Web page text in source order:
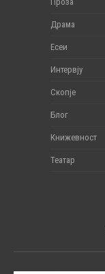
Драма
Есеи
Интервју
Скопје
Блог
Книжевност
Театар